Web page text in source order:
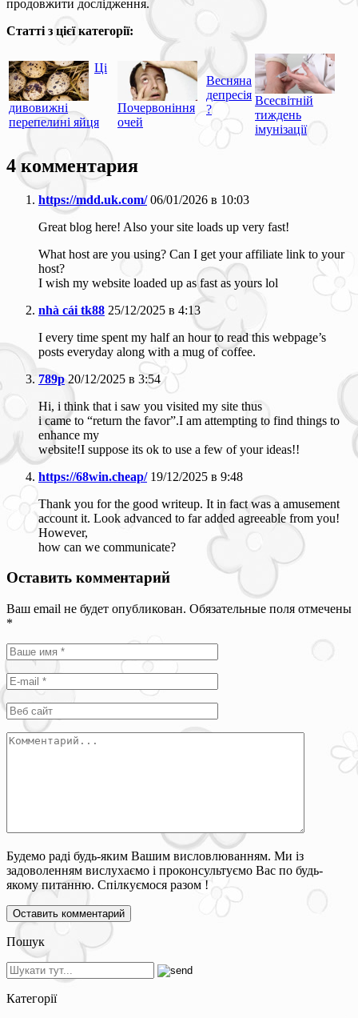
продовжити дослідження.
Статті з цієї категорії:
Ці
дивовижні
перепелині яйця
Почервоніння
очей
Весняна
депресія
?
Всесвітній
тиждень
імунізації
4 комментария
https://mdd.uk.com/ 06/01/2026 в 10:03
Great blog here! Also your site loads up very fast!
What host are you using? Can I get your affiliate link to your
host?
I wish my website loaded up as fast as yours lol
nhà cái tk88 25/12/2025 в 4:13
I every time spent my half an hour to read this webpage’s
posts everyday along with a mug of coffee.
789p 20/12/2025 в 3:54
Hi, i think that i saw you visited my site thus
i came to “return the favor”.I am attempting to find things to
enhance my
website!I suppose its ok to use a few of your ideas!!
https://68win.cheap/ 19/12/2025 в 9:48
Thank you for the good writeup. It in fact was a amusement
account it. Look advanced to far added agreeable from you!
However,
how can we communicate?
Оставить комментарий
Ваш email не будет опубликован. Обязательные поля отмечены
*
Будемо раді будь-яким Вашим висловлюванням. Ми із
задоволенням вислухаємо і проконсультуємо Вас по будь-
якому питанню. Спілкуємося разом !
Пошук
Категорії